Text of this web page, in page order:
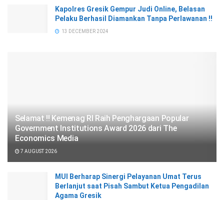
Kapolres Gresik Gempur Judi Online, Belasan
Pelaku Berhasil Diamankan Tanpa Perlawanan !!
13 DECEMBER 2024
Selamat !! Kemenag RI Raih Penghargaan Popular
Government Institutions Award 2026 dari The
Economics Media
7 AUGUST 2026
MUI Berharap Sinergi Pelayanan Umat Terus
Berlanjut saat Pisah Sambut Ketua Pengadilan
Agama Gresik